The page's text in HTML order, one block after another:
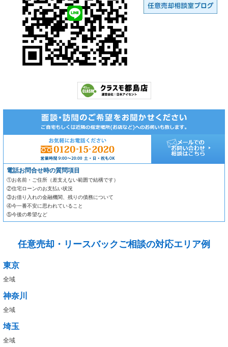
電話お問合せ時の質問項目
①お名前・ご住所（差支えない範囲で結構です）
②住宅ローンのお支払い状況
③お借り入れの金融機関、残りの債務について
④今一番不安に思われていること
⑤今後の希望など
任意売却・リースバックご相談の対応エリア例
東京
全域
神奈川
全域
埼玉
全域